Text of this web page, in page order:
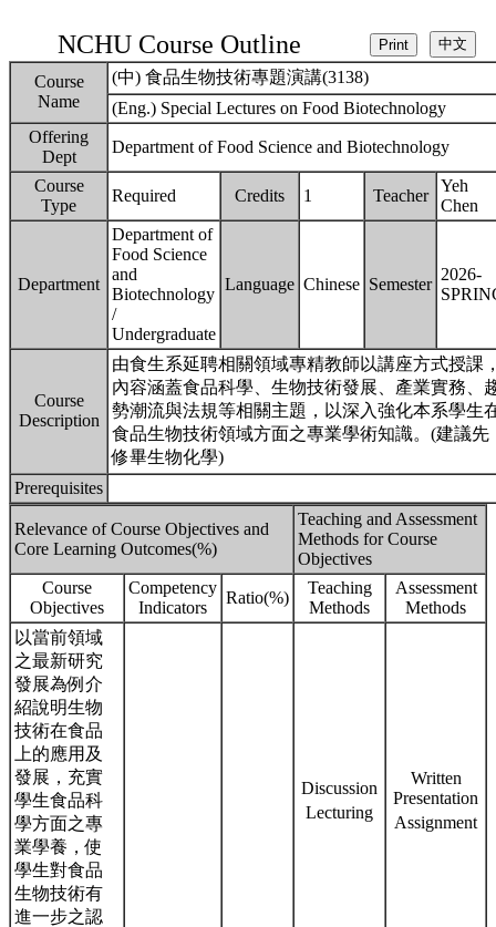
NCHU Course Outline
Course
Name
(中) 食品生物技術專題演講(3138)
(Eng.) Special Lectures on Food Biotechnology
Offering
Dept
Department of Food Science and Biotechnology
Course
Type
Required Credits 1 Teacher
Yeh
Chen
Department
Department of
Food Science
and
Biotechnology
/
Undergraduate
Language Chinese Semester
2026-
Course
Description
由食生系延聘相關領域專精教師以講座方式授課
內容涵蓋食品科學、生物技術發展、產業實務、
勢潮流與法規等相關主題，以深入強化本系學生
食品生物技術領域方面之專業學術知識。(建議先
修畢生物化學)
Prerequisites
Relevance of Course Objectives and
Core Learning Outcomes(%)
Teaching and Assessment
Methods for Course
Objectives
Course
Objectives
Competency
Indicators
Ratio(%)
Teaching
Methods
Assessment
Methods
以當前領域
之最新研究
發展為例介
紹說明生物
技術在食品
上的應用及
發展，充實
學生食品科
學方面之專
業學養，使
學生對食品
生物技術有
進一步之認
Discussion
Lecturing
Written
Presentation
Assignment